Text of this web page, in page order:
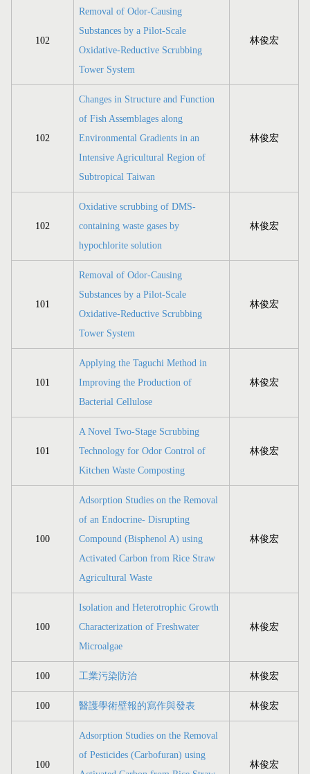
102
Removal of Odor-Causing
Substances by a Pilot-Scale
Oxidative-Reductive Scrubbing
Tower System
林俊宏
102
Changes in Structure and Function
of Fish Assemblages along
Environmental Gradients in an
Intensive Agricultural Region of
Subtropical Taiwan
林俊宏
102
Oxidative scrubbing of DMS-
containing waste gases by
hypochlorite solution
林俊宏
101
Removal of Odor-Causing
Substances by a Pilot-Scale
Oxidative-Reductive Scrubbing
Tower System
林俊宏
101
Applying the Taguchi Method in
Improving the Production of
Bacterial Cellulose
林俊宏
101
A Novel Two-Stage Scrubbing
Technology for Odor Control of
Kitchen Waste Composting
林俊宏
100
Adsorption Studies on the Removal
of an Endocrine- Disrupting
Compound (Bisphenol A) using
Activated Carbon from Rice Straw
Agricultural Waste
林俊宏
100
Isolation and Heterotrophic Growth
Characterization of Freshwater
Microalgae
林俊宏
100 工業污染防治 林俊宏
100 醫護學術壁報的寫作與發表 林俊宏
100
Adsorption Studies on the Removal
of Pesticides (Carbofuran) using
林俊宏